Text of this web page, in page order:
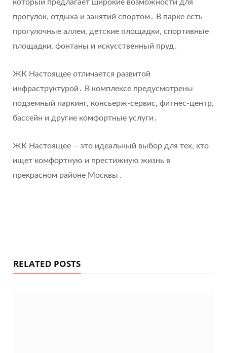
который предлагает широкие возможности для
прогулок, отдыха и занятий спортом․ В парке есть
прогулочные аллеи, детские площадки, спортивные
площадки, фонтаны и искусственный пруд․
ЖК Настоящее отличается развитой
инфраструктурой․ В комплексе предусмотрены
подземный паркинг, консьерж-сервис, фитнес-центр,
бассейн и другие комфортные услуги․
ЖК Настоящее ⏤ это идеальный выбор для тех, кто
ищет комфортную и престижную жизнь в
прекрасном районе Москвы․
RELATED POSTS